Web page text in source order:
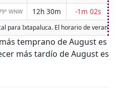
WNW 12h 30m -1m 02s
para Ixtapaluca. El horario de
temprano de August es
más tardío de August es